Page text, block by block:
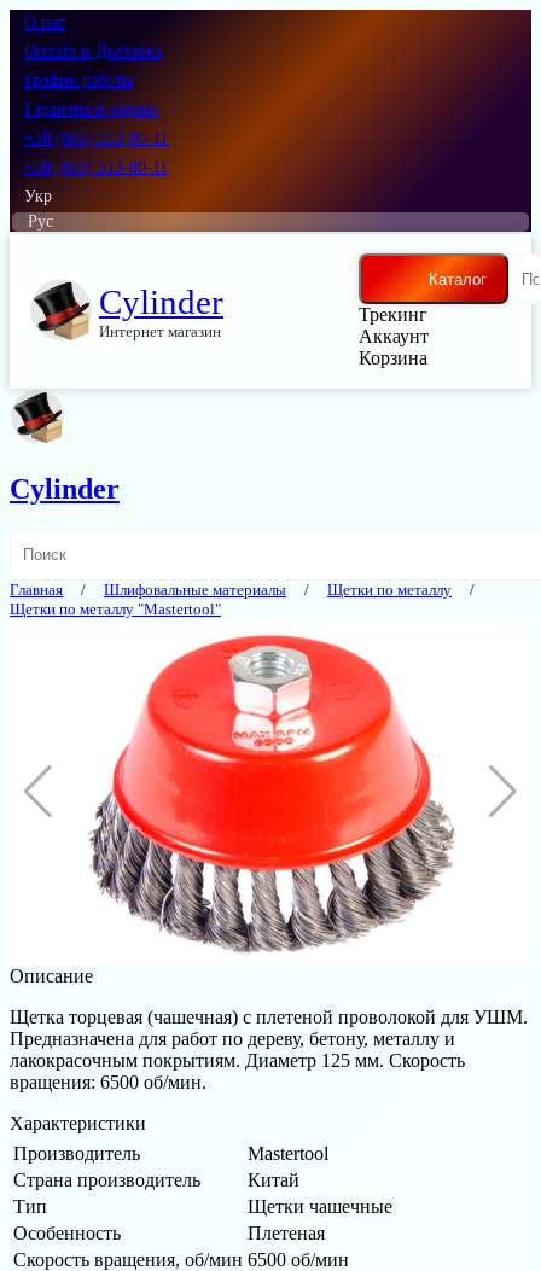
О нас
Оплата и Доставка
График работы
Гарантия и сервис
+38 (095) 513-00-11
+38 (093) 513-00-11
Укр
Рус
Cylinder
Интернет магазин
Каталог
Трекинг
Аккаунт
Корзина
Cylinder
Главная Шлифовальные материалы
Щетки по металлу
Щетки по металлу "Mastertool"
Описание
Щетка торцевая (чашечная) с плетеной проволокой для УШМ.
Предназначена для работ по дереву, бетону, металлу и
лакокрасочным покрытиям. Диаметр 125 мм. Скорость
вращения: 6500 об/мин.
Характеристики
Производитель
Mastertool
Страна производитель
Китай
Тип
Щетки чашечные
Особенность
Плетеная
Скорость вращения, об/мин 6500 об/мин